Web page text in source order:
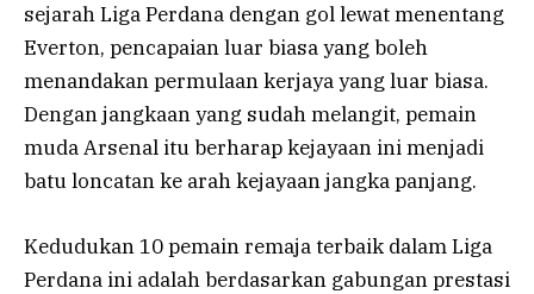
sejarah Liga Perdana dengan gol lewat menentang
Everton, pencapaian luar biasa yang boleh
menandakan permulaan kerjaya yang luar biasa.
Dengan jangkaan yang sudah melangit, pemain
muda Arsenal itu berharap kejayaan ini menjadi
batu loncatan ke arah kejayaan jangka panjang.
Kedudukan 10 pemain remaja terbaik dalam Liga
Perdana ini adalah berdasarkan gabungan prestasi